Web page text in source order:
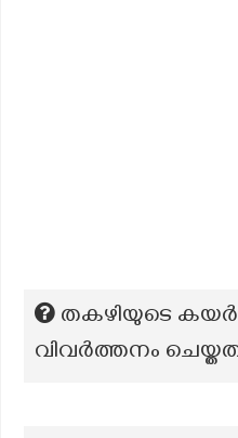
തകഴിയുടെ കയർ
വിവർത്തനം